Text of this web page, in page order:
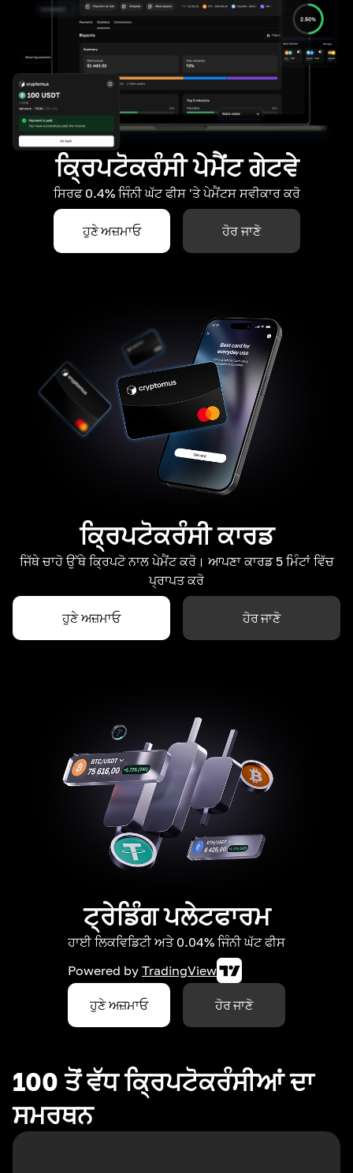
ਕ੍ਰਿਪਟੋਕਰੰਸੀ ਪੇਮੈਂਟ ਗੇਟਵੇ
ਸਿਰਫ 0.4% ਜਿੰਨੀ ਘੱਟ ਫੀਸ 'ਤੇ ਪੇਮੈਂਟਸ ਸਵੀਕਾਰ ਕਰੋ
ਹੁਣੇ ਅਜ਼ਮਾਓ ਹੋਰ ਜਾਣੋ
ਕ੍ਰਿਪਟੋਕਰੰਸੀ ਕਾਰਡ
ਜਿੱਥੇ ਚਾਹੋ ਉੱਥੇ ਕ੍ਰਿਪਟੋ ਨਾਲ ਪੇਮੈਂਟ ਕਰੋ। ਆਪਣਾ ਕਾਰਡ 5 ਮਿੰਟਾਂ ਵਿੱਚ
ਪ੍ਰਾਪਤ ਕਰੋ
ਹੁਣੇ ਅਜ਼ਮਾਓ ਹੋਰ ਜਾਣੋ
ਟ੍ਰੇਡਿੰਗ ਪਲੇਟਫਾਰਮ
ਹਾਈ ਲਿਕਵਿਡਿਟੀ ਅਤੇ 0.04% ਜਿੰਨੀ ਘੱਟ ਫੀਸ
Powered by TradingView
ਹੁਣੇ ਅਜ਼ਮਾਓ ਹੋਰ ਜਾਣੋ
100 ਤੋਂ ਵੱਧ ਕ੍ਰਿਪਟੋਕਰੰਸੀਆਂ ਦਾ
ਸਮਰਥਨ